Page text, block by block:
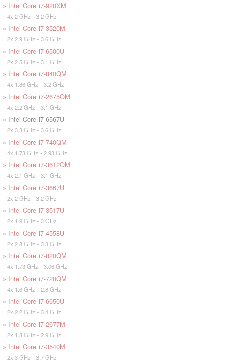
» Intel Core i7-920XM
4x 2 GHz - 3.2 GHz
» Intel Core i7-3520M
2x 2.9 GHz - 3.6 GHz
» Intel Core i7-6500U
2x 2.5 GHz - 3.1 GHz
» Intel Core i7-840QM
4x 1.86 GHz - 3.2 GHz
» Intel Core i7-2675QM
4x 2.2 GHz - 3.1 GHz
» Intel Core i7-6567U
2x 3.3 GHz - 3.6 GHz
» Intel Core i7-740QM
4x 1.73 GHz - 2.93 GHz
» Intel Core i7-3612QM
4x 2.1 GHz - 3.1 GHz
» Intel Core i7-3667U
2x 2 GHz - 3.2 GHz
» Intel Core i7-3517U
2x 1.9 GHz - 3 GHz
» Intel Core i7-4558U
2x 2.8 GHz - 3.3 GHz
» Intel Core i7-820QM
4x 1.73 GHz - 3.06 GHz
» Intel Core i7-720QM
4x 1.6 GHz - 2.8 GHz
» Intel Core i7-6650U
2x 2.2 GHz - 3.4 GHz
» Intel Core i7-2677M
2x 1.8 GHz - 2.9 GHz
» Intel Core i7-3540M
2x 3 GHz - 3.7 GHz